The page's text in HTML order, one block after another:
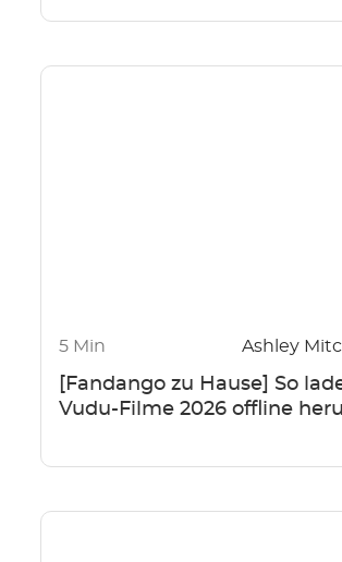
5 Min Ashley
[Fandango zu Hause] So
Vudu-Filme 2026 offline